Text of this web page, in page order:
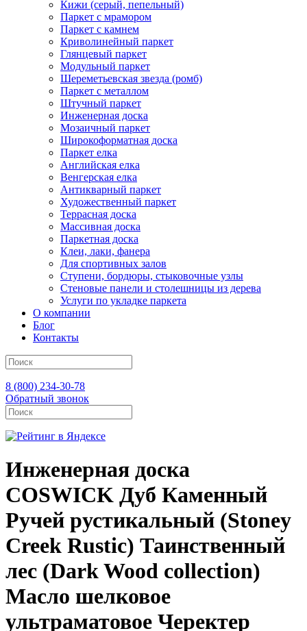
Кижи (серый, пепельный)
Паркет с мрамором
Паркет с камнем
Криволинейный паркет
Глянцевый паркет
Модульный паркет
Шереметьевская звезда (ромб)
Паркет с металлом
Штучный паркет
Инженерная доска
Мозаичный паркет
Широкоформатная доска
Паркет елка
Английская елка
Венгерская елка
Антикварный паркет
Художественный паркет
Террасная доска
Массивная доска
Паркетная доска
Клеи, лаки, фанера
Для спортивных залов
Ступени, бордюры, стыковочные узлы
Стеновые панели и столешницы из дерева
Услуги по укладке паркета
О компании
Блог
Контакты
8 (800) 234-30-78
Обратный звонок
Инженерная доска
COSWICK Дуб Каменный
Ручей рустикальный (Stoney
Creek Rustic) Таинственный
лес (Dark Wood collection)
Масло шелковое
ультраматовое Черектер